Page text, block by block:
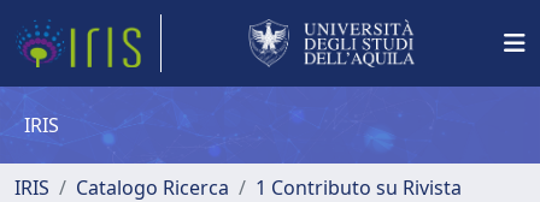
IRIS
IRIS Catalogo Ricerca
1 Contributo su Rivista